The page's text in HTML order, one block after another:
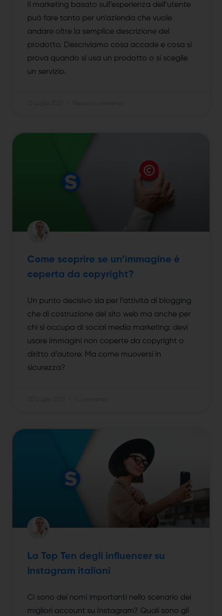
Il marketing basato sull’esperienza dell’utente
può fare tanto per un’azienda che vuole
andare oltre la semplice descrizione del
prodotto. Descriviamo cosa accade e cosa si
prova quando si usa un prodotto o si sceglie
un servizio.
Come scoprire se un’immagine è
coperta da copyright?
Un punto decisivo sia per l’attività di blogging
che di costruzione del sito web ma anche per
chi si occupa di social media marketing: devi
usare immagini non coperte da copyright o
diritto d’autore. Ma come muoversi in
sicurezza?
La Top Ten degli influencer su
Instagram italiani
Ci sono dei nomi importanti nello scenario dei
migliori account su Instagram? Quali sono gli